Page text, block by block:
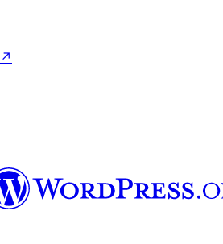
↗